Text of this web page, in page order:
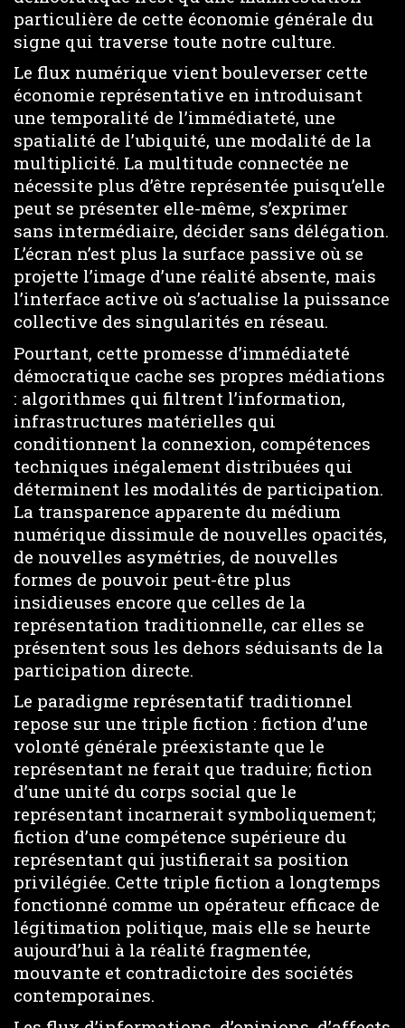
particulière de cette économie générale du
signe qui traverse toute notre culture.
Le flux numérique vient bouleverser cette
économie représentative en introduisant
une temporalité de l’immédiateté, une
spatialité de l’ubiquité, une modalité de la
multiplicité. La multitude connectée ne
nécessite plus d’être représentée puisqu’elle
peut se présenter elle-même, s’exprimer
sans intermédiaire, décider sans délégation.
L’écran n’est plus la surface passive où se
projette l’image d’une réalité absente, mais
l’interface active où s’actualise la puissance
collective des singularités en réseau.
Pourtant, cette promesse d’immédiateté
démocratique cache ses propres médiations
: algorithmes qui filtrent l’information,
infrastructures matérielles qui
conditionnent la connexion, compétences
techniques inégalement distribuées qui
déterminent les modalités de participation.
La transparence apparente du médium
numérique dissimule de nouvelles opacités,
de nouvelles asymétries, de nouvelles
formes de pouvoir peut-être plus
insidieuses encore que celles de la
représentation traditionnelle, car elles se
présentent sous les dehors séduisants de la
participation directe.
Le paradigme représentatif traditionnel
repose sur une triple fiction : fiction d’une
volonté générale préexistante que le
représentant ne ferait que traduire; fiction
d’une unité du corps social que le
représentant incarnerait symboliquement;
fiction d’une compétence supérieure du
représentant qui justifierait sa position
privilégiée. Cette triple fiction a longtemps
fonctionné comme un opérateur efficace de
légitimation politique, mais elle se heurte
aujourd’hui à la réalité fragmentée,
mouvante et contradictoire des sociétés
contemporaines.